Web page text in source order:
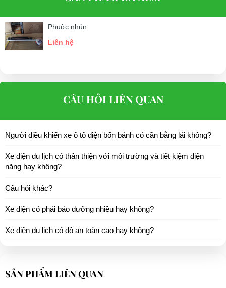
Phuộc nhún
Liên hệ
CÂU HỎI LIÊN QUAN
Người điều khiển xe ô tô điện bốn bánh có cần bằng lái không?
Xe điện du lịch có thân thiện với môi trường và tiết kiệm điện
năng hay không?
Câu hỏi khác?
Xe điện có phải bảo dưỡng nhiều hay không?
Xe điện du lịch có độ an toàn cao hay không?
SẢN PHẨM LIÊN QUAN